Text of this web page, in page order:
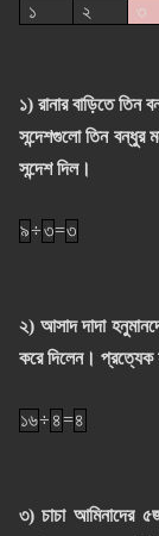
১ ২ ৩
১) রানার বাড়িতে তিন
সন্দেশগুলো তিন বন্ধুর
সন্দেশ দিল।
৯÷৩=৩
২) আসাদ দাদা
করে দিলেন। প্রত্যেক
১৬÷ ৪=৪
৩) চাচা আমিনাদের